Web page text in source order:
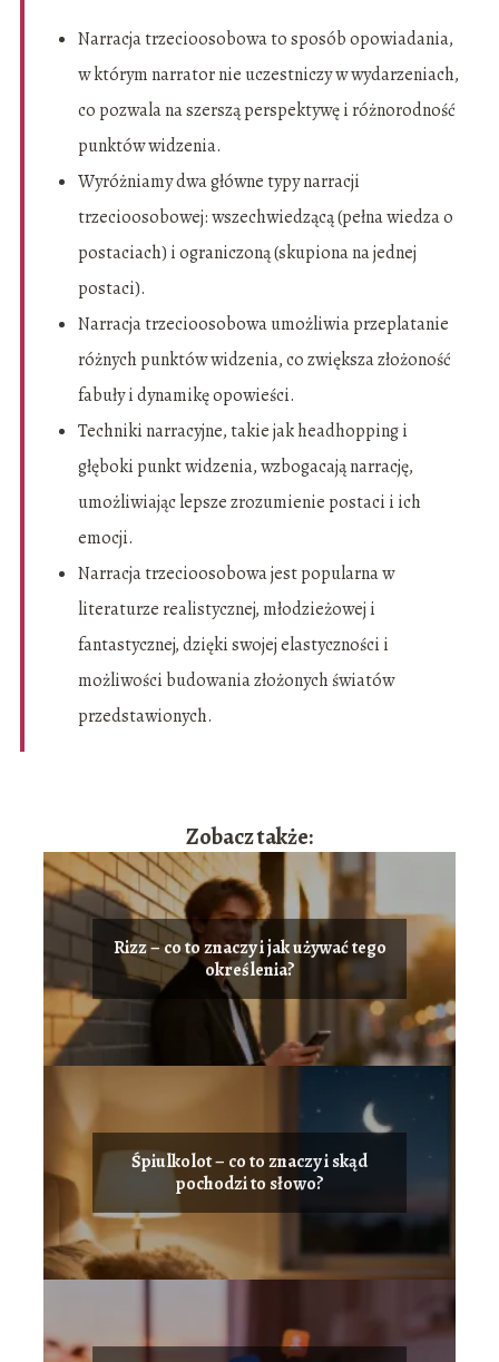
Narracja trzecioosobowa to sposób opowiadania,
w którym narrator nie uczestniczy w wydarzeniach,
co pozwala na szerszą perspektywę i różnorodność
punktów widzenia.
Wyróżniamy dwa główne typy narracji
trzecioosobowej: wszechwiedzącą (pełna wiedza o
postaciach) i ograniczoną (skupiona na jednej
postaci).
Narracja trzecioosobowa umożliwia przeplatanie
różnych punktów widzenia, co zwiększa złożoność
fabuły i dynamikę opowieści.
Techniki narracyjne, takie jak headhopping i
głęboki punkt widzenia, wzbogacają narrację,
umożliwiając lepsze zrozumienie postaci i ich
emocji.
Narracja trzecioosobowa jest popularna w
literaturze realistycznej, młodzieżowej i
fantastycznej, dzięki swojej elastyczności i
możliwości budowania złożonych światów
przedstawionych.
Zobacz także:
Rizz – co to znaczy i jak używać tego
określenia?
Śpiulkolot – co to znaczy i skąd
pochodzi to słowo?